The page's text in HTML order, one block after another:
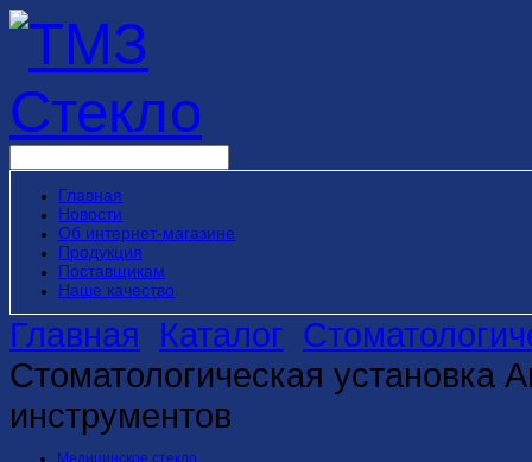
Главная
Новости
Об интернет-магазине
Продукция
Поставщикам
Наше качество
Главная Каталог
Стоматологическая установка
инструментов
Медицинское стекло